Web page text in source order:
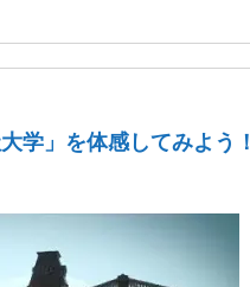
学」を体感してみよう！